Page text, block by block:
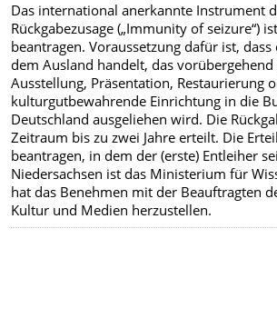
Das international anerkannte Instrument
Rückgabezusage („Immunity of seizure“)
beantragen. Voraussetzung dafür ist,
dem Ausland handelt, das
Ausstellung, Präsentation, Restaurierung
kulturgutbewahrende Einrichtung in die
Deutschland ausgeliehen wird. Die
Zeitraum bis zu zwei Jahre erteilt. Die
beantragen, in dem der (erste) Entleiher
Niedersachsen ist das Ministerium für
hat das Benehmen mit der Beauftragten
Kultur und Medien herzustellen.